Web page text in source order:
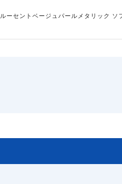
ルーセントベージュパールメタリック ソ